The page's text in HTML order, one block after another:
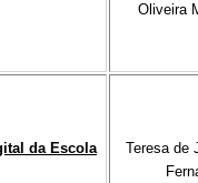
Oliveira
da Escola
Teresa de